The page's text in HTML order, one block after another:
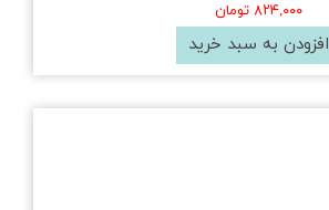
۸۲۴,۰۰۰ تومان
افزودن به سبد خرید